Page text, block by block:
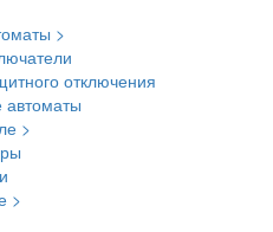
>
отключения
>
>